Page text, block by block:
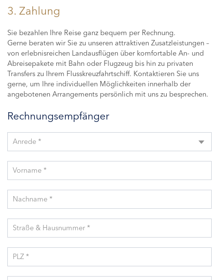
3. Zahlung
Sie bezahlen Ihre Reise ganz bequem per Rechnung.
Gerne beraten wir Sie zu unseren attraktiven Zusatzleistungen –
von erlebnisreichen Landausflügen über komfortable An- und
Abreisepakete mit Bahn oder Flugzeug bis hin zu privaten
Transfers zu Ihrem Flusskreuzfahrtschiff. Kontaktieren Sie uns
gerne, um Ihre individuellen Möglichkeiten innerhalb der
angebotenen Arrangements persönlich mit uns zu besprechen.
Rechnungsempfänger
Anrede *
Vorname *
Nachname *
Straße & Hausnummer *
PLZ *